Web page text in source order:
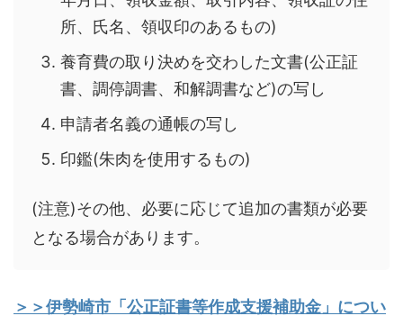
所、氏名、領収印のあるもの)
養育費の取り決めを交わした文書(公正証
書、調停調書、和解調書など)の写し
申請者名義の通帳の写し
印鑑(朱肉を使用するもの)
(注意)その他、必要に応じて追加の書類が必要
となる場合があります。
＞＞伊勢崎市「 公正証書等作成支援補助金 」につい